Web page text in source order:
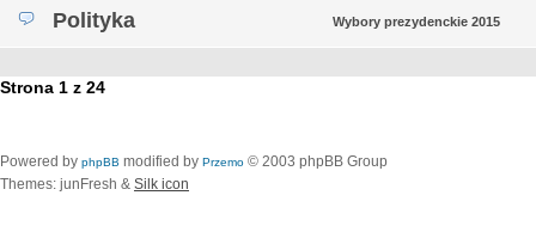
Polityka Wybory prezydenckie 2015
Strona 1 z 24
Powered by phpBB modified by Przemo © 2003 phpBB Group
Themes: junFresh & Silk icon